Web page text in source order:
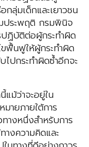
ลุ่มเด็กและเยาวชน
ประพฤติ กรมพินิจ
ปฏิบัติต่อผู้กระทำผิด
ฟื้นฟูให้ผู้กระทำผิด
ปกระทำผิดซ้ำอีกจะ
ม้ว่าจะอยู่ใน
ายภายใต้การ
างหนึ่งสำหรับการ
งความคิดและ